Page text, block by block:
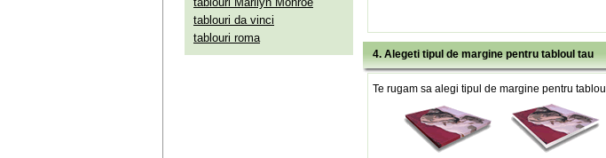
tablouri da vinci
tablouri roma
4. Alegeti tipul de margine pentru tabloul tau
Te rugam sa alegi tipul de margine pentru